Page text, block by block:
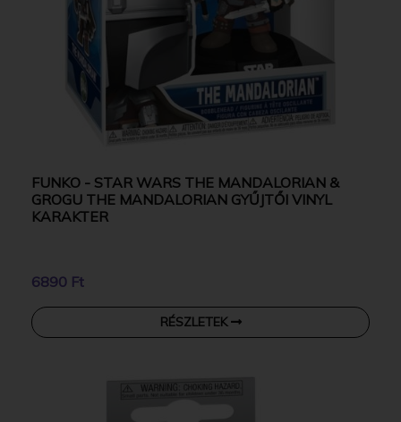
FUNKO - STAR WARS THE MANDALORIAN &
GROGU THE MANDALORIAN GYŰJTŐI VINYL
KARAKTER
6890 Ft
RÉSZLETEK